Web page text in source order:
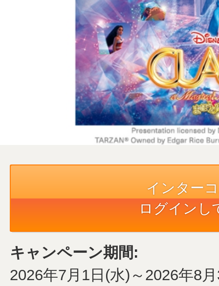
キャンペーン
ローンを探す
カードサービス
企業情報
インター
ログインし
キャンペーン期間:
2026年7月1日(水)～2026年8